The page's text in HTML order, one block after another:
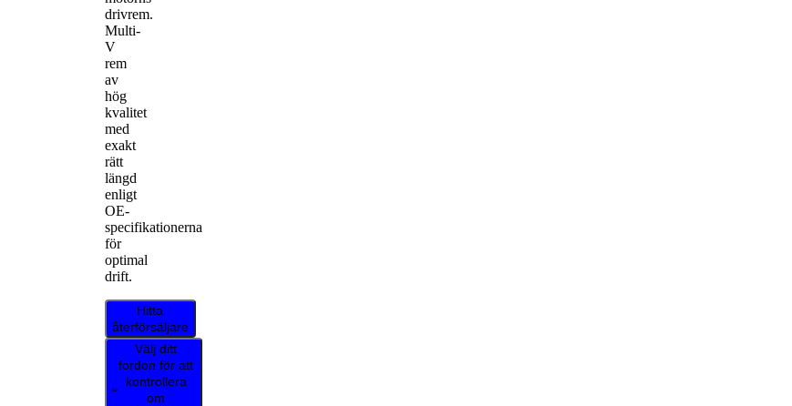
drivrem.
Multi-
V
rem
av
hög
kvalitet
med
exakt
rätt
längd
enligt
OE-
specifikationerna
för
optimal
drift.
Hitta
återförsäljare
Välj ditt
fordon för att
kontrollera
om